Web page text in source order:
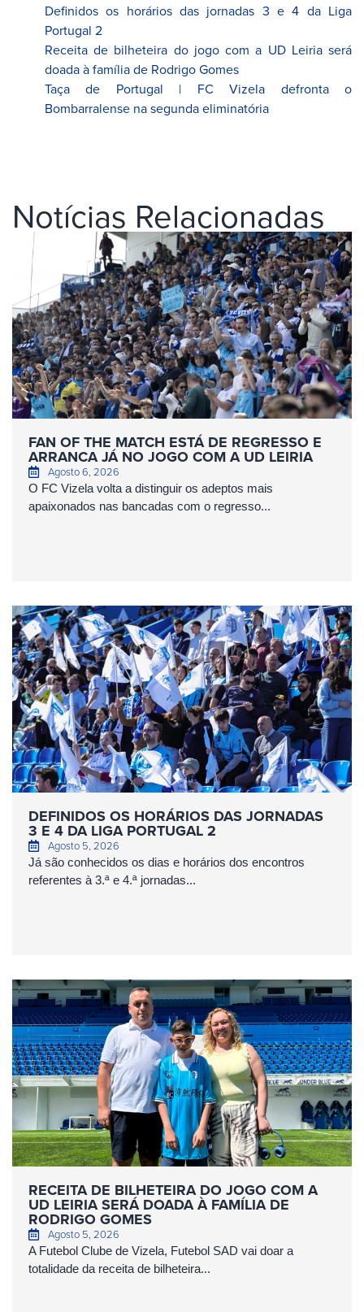
Definidos os horários das jornadas 3 e 4 da Liga
Portugal 2
Receita de bilheteira do jogo com a UD Leiria será
doada à família de Rodrigo Gomes
Taça de Portugal | FC Vizela defronta o
Bombarralense na segunda eliminatória
Notícias Relacionadas
FAN OF THE MATCH ESTÁ DE REGRESSO E
ARRANCA JÁ NO JOGO COM A UD LEIRIA
Agosto 6, 2026
O FC Vizela volta a distinguir os adeptos mais
apaixonados nas bancadas com o regresso...
DEFINIDOS OS HORÁRIOS DAS JORNADAS
3 E 4 DA LIGA PORTUGAL 2
Agosto 5, 2026
Já são conhecidos os dias e horários dos encontros
referentes à 3.ª e 4.ª jornadas...
RECEITA DE BILHETEIRA DO JOGO COM A
UD LEIRIA SERÁ DOADA À FAMÍLIA DE
RODRIGO GOMES
Agosto 5, 2026
A Futebol Clube de Vizela, Futebol SAD vai doar a
totalidade da receita de bilheteira...